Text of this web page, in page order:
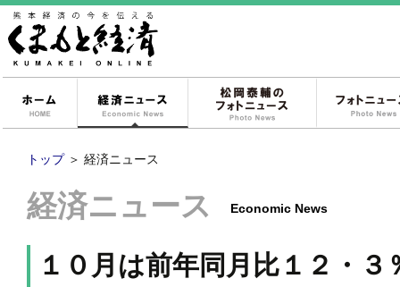
経済ニュース
トップ ＞ 経済ニュース
経済ニュース Economic News
１０月は前年同月比１２・